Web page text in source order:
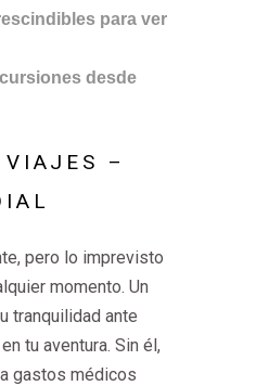
para ver
desde
VIAJES –
pero lo imprevisto
momento. Un
tranquilidad ante
tu aventura. Sin él,
gastos médicos